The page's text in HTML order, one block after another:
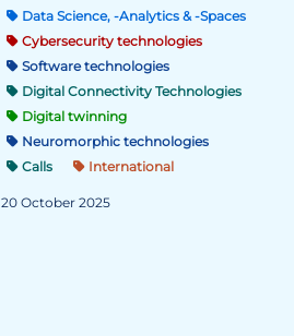
Data Science, -Analytics & -Spaces
Cybersecurity technologies
Software technologies
Digital Connectivity Technologies
Digital twinning
Neuromorphic technologies
Calls
International
20 October 2025